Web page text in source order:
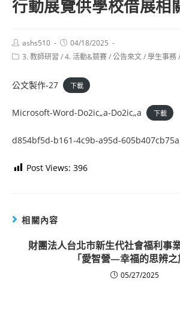
行動展覽供學校借展相
Post
author:
ashs510
Post
published:
04/18/2025
Post3. 教師研習 /4. 活動&競賽/公告來文/學生事務/
公文製作-27 下載
Microsoft-Word-Do2ic„a-Do2ic„a 下載
d854bf5d-b161-4c9b-a95d-605b407cb75a
Post Views: 396
相關內容
財團法人台北市新生代社會福利事
「愛智營—幸福的思辨之
05/27/2025